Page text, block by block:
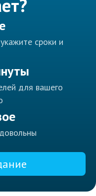
сроки и
для вашего